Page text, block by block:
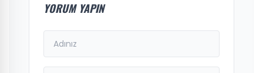
YORUM YAPIN